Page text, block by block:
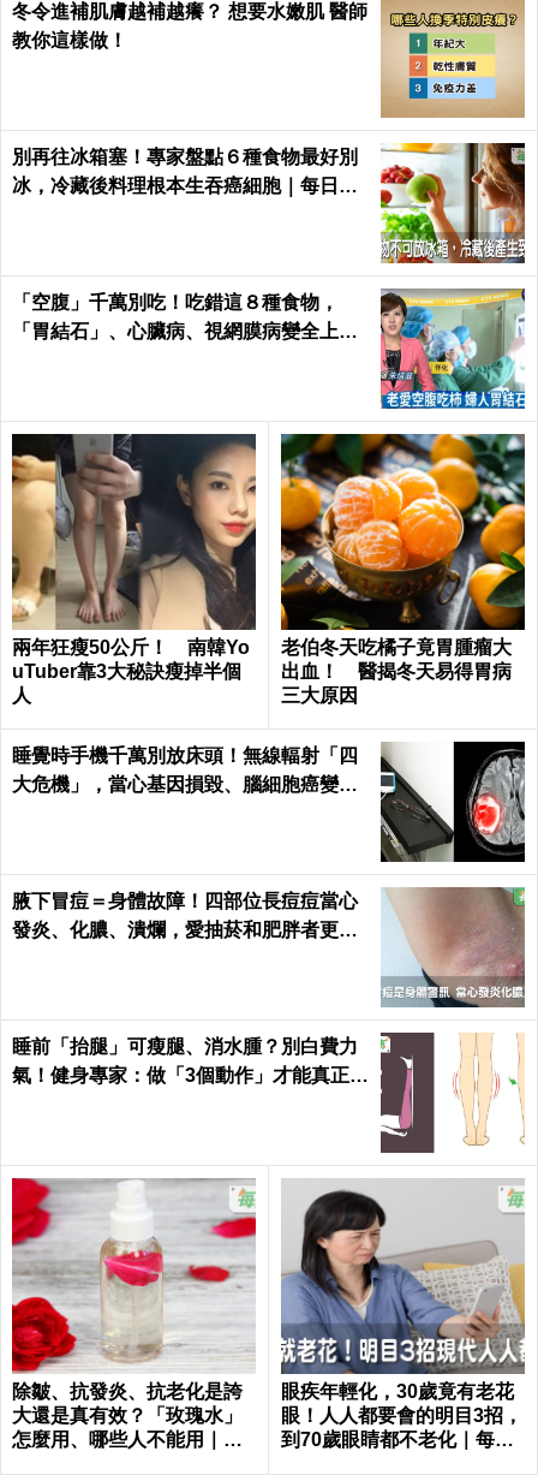
冬令進補肌膚越補越癢？ 想要水嫩肌 醫師
教你這樣做！
別再往冰箱塞！專家盤點６種食物最好別
冰，冷藏後料理根本生吞癌細胞｜每日健
「空腹」千萬別吃！吃錯這８種食物，
「胃結石」、心臟病、視網膜病變全上身
兩年狂瘦50公斤！ 南韓Yo
uTuber靠3大秘訣瘦掉半個
人
老伯冬天吃橘子竟胃腫瘤大
出血！ 醫揭冬天易得胃病
三大原因
睡覺時手機千萬別放床頭！無線輻射「四
大危機」，當心基因損毀、腦細胞癌變！
腋下冒痘＝身體故障！四部位長痘痘當心
發炎、化膿、潰爛，愛抽菸和肥胖者更要
睡前「抬腿」可瘦腿、消水腫？別白費力
氣！健身專家：做「3個動作」才能真正躺
除皺、抗發炎、抗老化是誇
大還是真有效？「玫瑰水」
怎麼用、哪些人不能用｜每
眼疾年輕化，30歲竟有老花
眼！人人都要會的明目3招，
到70歲眼睛都不老化｜每日